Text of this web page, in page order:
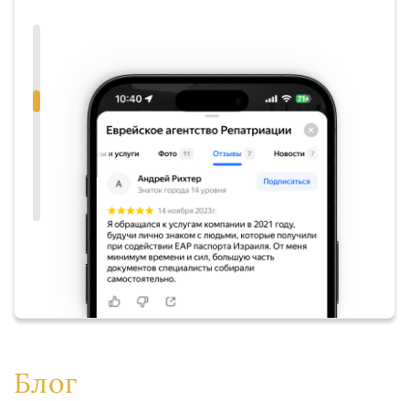
Блог